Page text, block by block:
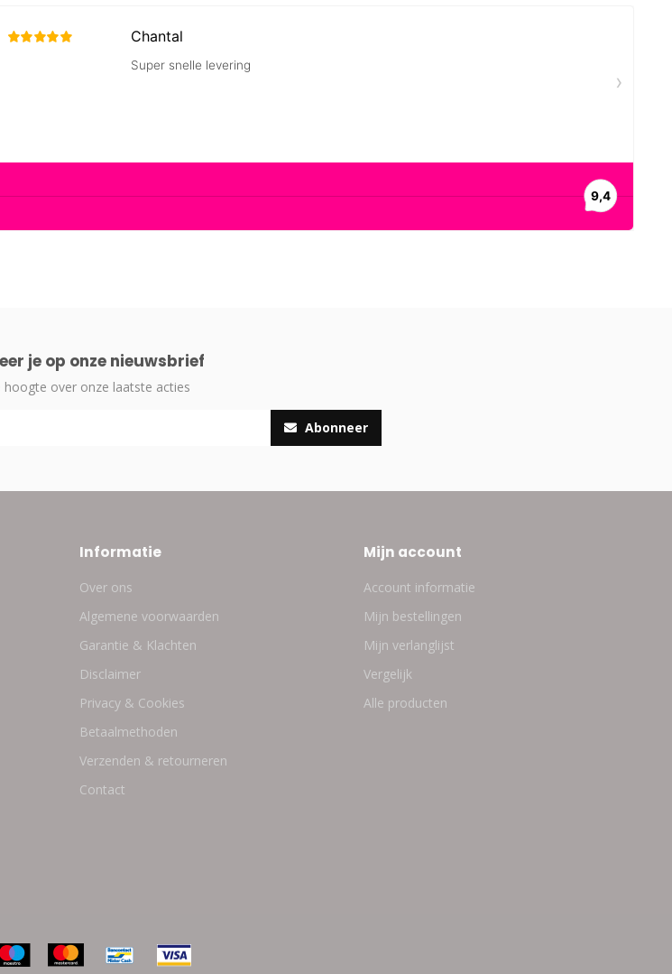
je op onze nieuwsbrief
hoogte over onze laatste acties
Abonneer
Informatie
Over ons
Algemene voorwaarden
Garantie & Klachten
Disclaimer
Privacy & Cookies
Betaalmethoden
Verzenden & retourneren
Contact
Mijn account
Account informatie
Mijn bestellingen
Mijn verlanglijst
Vergelijk
Alle producten